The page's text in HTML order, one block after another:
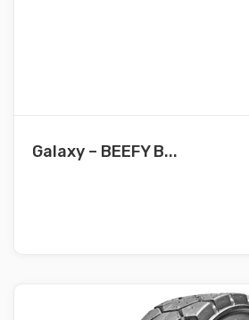
Galaxy – BEEFY B...